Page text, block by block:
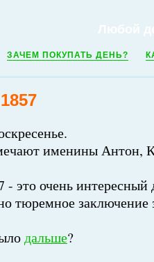
ЗАЧЕМ ПОКУПАТЬ ДЕНЬ?
именины Антон,
- это очень интересный
тюремное заключение
дальше?